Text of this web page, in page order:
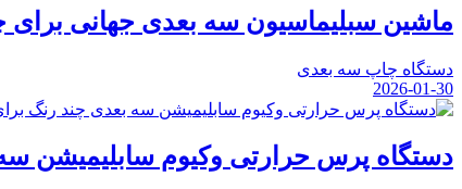
ماشین سبلیماسیون سه بعدی جهانی
دستگاه چاپ سه بعدی
2026-01-30
دستگاه پرس حرارتی وکیوم سابلیمیشن